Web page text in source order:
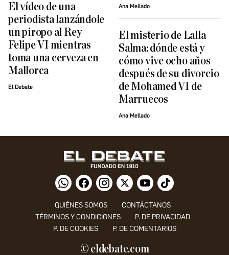
El vídeo de una
periodista lanzándole
un piropo al Rey
Felipe VI mientras
toma una cerveza en
Mallorca
El Debate
Ana Mellado
El misterio de Lalla
Salma: dónde está y
cómo vive ocho años
después de su divorcio
de Mohamed VI de
Marruecos
Ana Mellado
QUIÉNES SOMOS
CONTÁCTANOS
TÉRMINOS Y CONDICIONES
P. DE PRIVACIDAD
P. DE COOKIES
P. DE COMENTARIOS
© eldebate.com